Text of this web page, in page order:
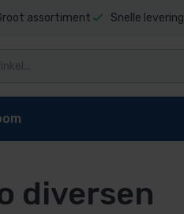
assortiment Snelle levering
diversen